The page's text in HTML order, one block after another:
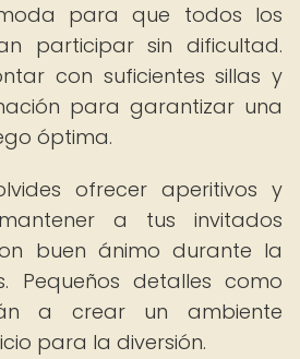
para que todos los
participar sin dificultad.
con suficientes sillas y
para garantizar una
óptima.
ofrecer aperitivos y
a tus invitados
buen ánimo durante la
Pequeños detalles como
a crear un ambiente
para la diversión.